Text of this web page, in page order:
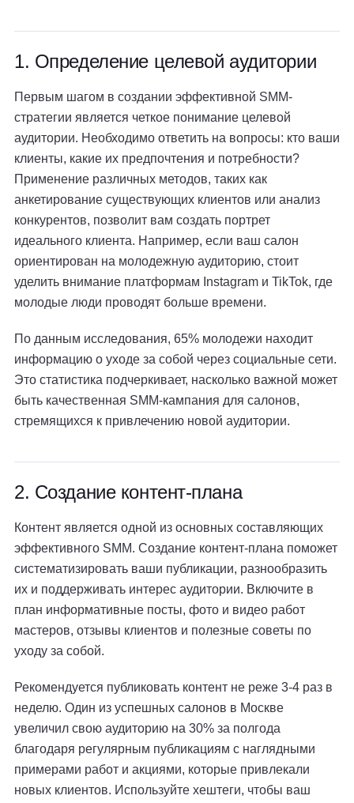
1. Определение целевой аудитории
Первым шагом в создании эффективной SMM-
стратегии является четкое понимание целевой
аудитории. Необходимо ответить на вопросы: кто ваши
клиенты, какие их предпочтения и потребности?
Применение различных методов, таких как
анкетирование существующих клиентов или анализ
конкурентов, позволит вам создать портрет
идеального клиента. Например, если ваш салон
ориентирован на молодежную аудиторию, стоит
уделить внимание платформам Instagram и TikTok, где
молодые люди проводят больше времени.
По данным исследования, 65% молодежи находит
информацию о уходе за собой через социальные сети.
Это статистика подчеркивает, насколько важной может
быть качественная SMM-кампания для салонов,
стремящихся к привлечению новой аудитории.
2. Создание контент-плана
Контент является одной из основных составляющих
эффективного SMM. Создание контент-плана поможет
систематизировать ваши публикации, разнообразить
их и поддерживать интерес аудитории. Включите в
план информативные посты, фото и видео работ
мастеров, отзывы клиентов и полезные советы по
уходу за собой.
Рекомендуется публиковать контент не реже 3-4 раз в
неделю. Один из успешных салонов в Москве
увеличил свою аудиторию на 30% за полгода
благодаря регулярным публикациям с наглядными
примерами работ и акциями, которые привлекали
новых клиентов. Используйте хештеги, чтобы ваш